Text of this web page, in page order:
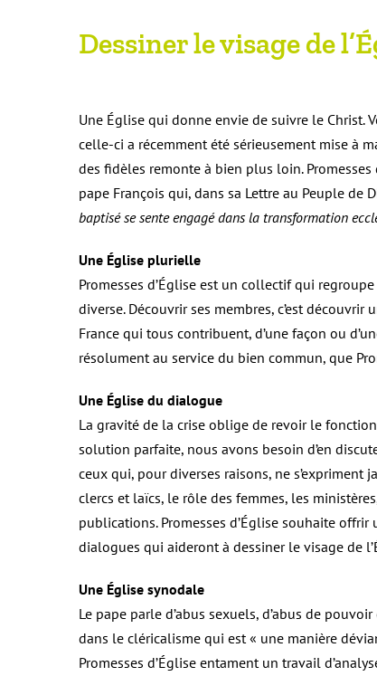
Dessiner le visage de
Une Église qui donne envie de suivre le Christ.
celle-ci a récemment été sérieusement mise à
des fidèles remonte à bien plus loin.
pape François qui, dans sa Lettre au Peuple de
baptisé se sente engagé dans la transformation
Une Église plurielle
Promesses d’Église est un collectif qui
diverse. Découvrir ses membres, c’est découvrir
France qui tous contribuent, d’une façon ou
résolument au service du bien commun, que
Une Église du dialogue
La gravité de la crise oblige de revoir le
solution parfaite, nous avons besoin d’en
ceux qui, pour diverses raisons, ne s’expriment
clercs et laïcs, le rôle des femmes, les
publications. Promesses d’Église souhaite
dialogues qui aideront à dessiner le visage de
Une Église synodale
Le pape parle d’abus sexuels, d’abus de
dans le cléricalisme qui est « une manière
Promesses d’Église entament un travail